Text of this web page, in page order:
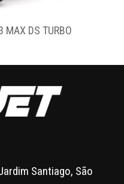
MAX RS TURBO
Santiago, São